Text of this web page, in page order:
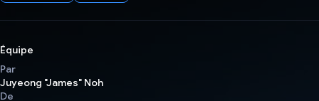
Équipe
Par
Juyeong "James" Noh
De